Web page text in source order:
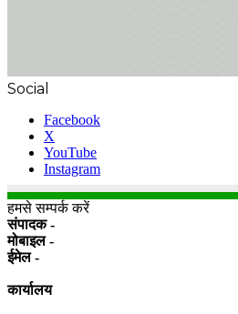
Social
Facebook
X
YouTube
Instagram
हमसे सम्पर्क करें
संपादक -
मोबाइल -
ईमेल -
कार्यालय